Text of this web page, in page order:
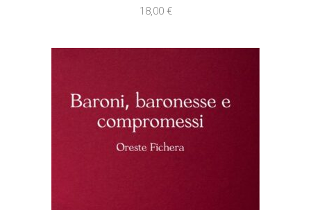
18,00 €